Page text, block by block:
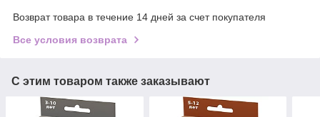
Возврат товара в течение 14 дней за счет покупателя
Все условия возврата
С этим товаром также заказывают